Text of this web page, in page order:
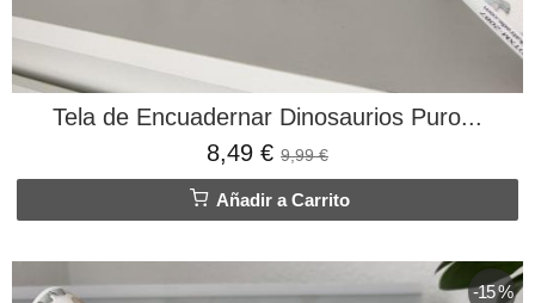
Tela de Encuadernar Dinosaurios Puro...
8,49 € 9,99 €
Añadir a Carrito
-15 %